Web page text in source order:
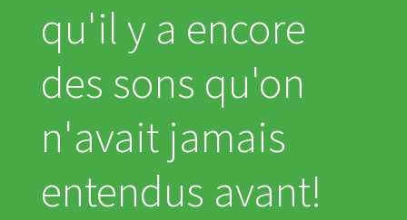
qu'il y a encore
des sons qu'on
n'avait jamais
entendus avant!